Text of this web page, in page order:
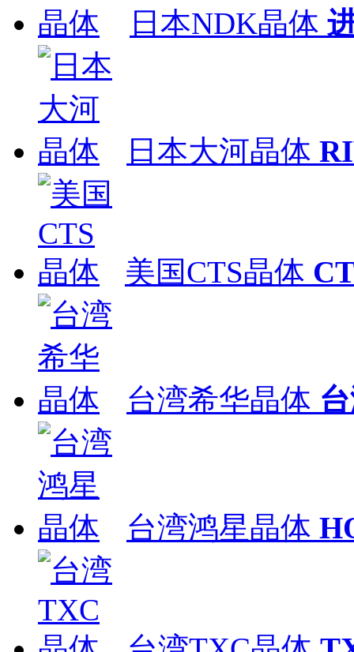
日本NDK晶体
日本大河晶体
美国CTS晶体
台湾希华晶体
台湾鸿星晶体